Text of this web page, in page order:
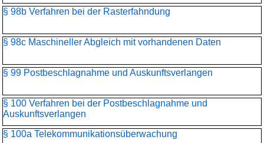
§ 98b Verfahren bei der Rasterfahndung
§ 98c Maschineller Abgleich mit vorhandenen Daten
§ 99 Postbeschlagnahme und Auskunftsverlangen
§ 100 Verfahren bei der Postbeschlagnahme und
Auskunftsverlangen
§ 100a Telekommunikationsüber­wachung